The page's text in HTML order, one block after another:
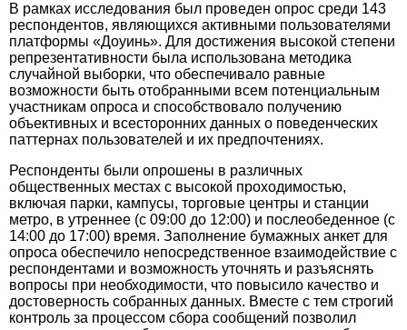
В рамках исследования был проведен опрос среди 143
респондентов, являющихся активными пользователями
платформы «Доуинь». Для достижения высокой степени
репрезентативности была использована методика
случайной выборки, что обеспечивало равные
возможности быть отобранными всем потенциальным
участникам опроса и способствовало получению
объективных и всесторонних данных о поведенческих
паттернах пользователей и их предпочтениях.
Респонденты были опрошены в различных
общественных местах с высокой проходимостью,
включая парки, кампусы, торговые центры и станции
метро, в утреннее (с 09:00 до 12:00) и послеобеденное (с
14:00 до 17:00) время. Заполнение бумажных анкет для
опроса обеспечило непосредственное взаимодействие с
респондентами и возможность уточнять и разъяснять
вопросы при необходимости, что повысило качество и
достоверность собранных данных. Вместе с тем строгий
контроль за процессом сбора сообщений позволил